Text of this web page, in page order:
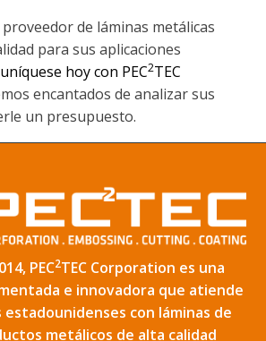
de láminas metálicas
para sus aplicaciones
hoy con PEC2TEC
encantados de analizar sus
un presupuesto.
PEC2TEC Corporation es una
e innovadora que atiende
estadounidenses con láminas de
metálicos de alta calidad